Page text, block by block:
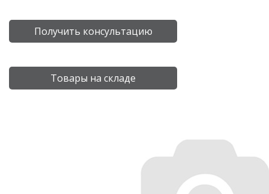
Получить консультацию
Товары на складе